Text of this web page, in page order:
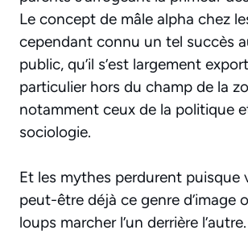
Le concept de mâle alpha chez
cependant connu un tel succès
public, qu’il s’est largement
particulier hors du champ de la
notamment ceux de la politique
sociologie.
Et les mythes perdurent puisque
peut-être déjà ce genre d’image
loups marcher l’un derrière